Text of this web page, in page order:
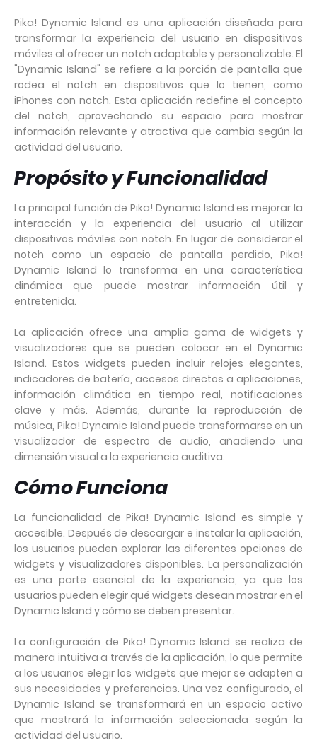
Pika! Dynamic Island es una aplicación diseñada para
transformar la experiencia del usuario en dispositivos
móviles al ofrecer un notch adaptable y personalizable. El
"Dynamic Island" se refiere a la porción de pantalla que
rodea el notch en dispositivos que lo tienen, como
iPhones con notch. Esta aplicación redefine el concepto
del notch, aprovechando su espacio para mostrar
información relevante y atractiva que cambia según la
actividad del usuario.
Propósito y Funcionalidad
La principal función de Pika! Dynamic Island es mejorar la
interacción y la experiencia del usuario al utilizar
dispositivos móviles con notch. En lugar de considerar el
notch como un espacio de pantalla perdido, Pika!
Dynamic Island lo transforma en una característica
dinámica que puede mostrar información útil y
entretenida.
La aplicación ofrece una amplia gama de widgets y
visualizadores que se pueden colocar en el Dynamic
Island. Estos widgets pueden incluir relojes elegantes,
indicadores de batería, accesos directos a aplicaciones,
información climática en tiempo real, notificaciones
clave y más. Además, durante la reproducción de
música, Pika! Dynamic Island puede transformarse en un
visualizador de espectro de audio, añadiendo una
dimensión visual a la experiencia auditiva.
Cómo Funciona
La funcionalidad de Pika! Dynamic Island es simple y
accesible. Después de descargar e instalar la aplicación,
los usuarios pueden explorar las diferentes opciones de
widgets y visualizadores disponibles. La personalización
es una parte esencial de la experiencia, ya que los
usuarios pueden elegir qué widgets desean mostrar en el
Dynamic Island y cómo se deben presentar.
La configuración de Pika! Dynamic Island se realiza de
manera intuitiva a través de la aplicación, lo que permite
a los usuarios elegir los widgets que mejor se adapten a
sus necesidades y preferencias. Una vez configurado, el
Dynamic Island se transformará en un espacio activo
que mostrará la información seleccionada según la
actividad del usuario.